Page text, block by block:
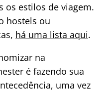
os estilos de viagem.
hostels ou
há uma lista aqui.
na
é fazendo sua
uma vez